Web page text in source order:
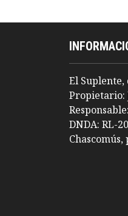
El Suplente,
Propietario:
DNDA: RL-